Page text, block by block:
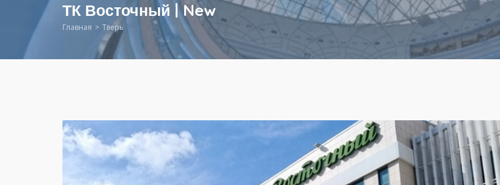
ТК Восточный | New
Главная Тверь